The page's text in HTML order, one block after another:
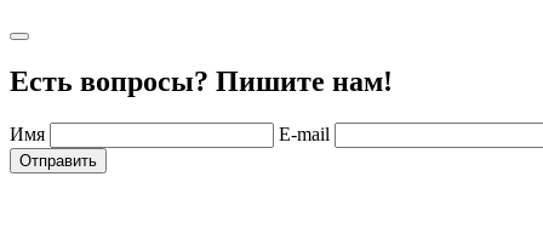
Есть вопросы? Пишите нам!
Имя E-mail